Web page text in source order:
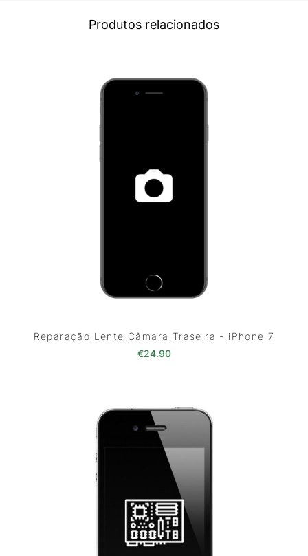
Produtos relacionados
Reparação Lente Câmara Traseira - iPhone 7
€24.90